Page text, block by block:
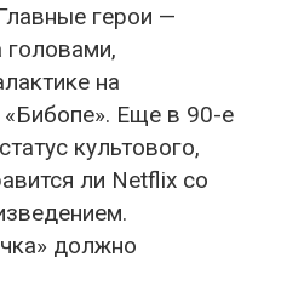
герои —
головами,
на
Еще в 90-е
культового,
ли Netflix со
должно